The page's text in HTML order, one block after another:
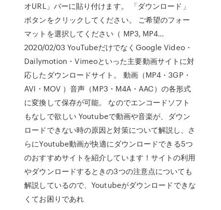
オURL」バーに貼り付けます。 「ダウンロード」
ボタンをクリックしてください。 ご希望のフォー
マットを選択してください（ MP3, MP4…
2020/02/03 YouTubeだけでなくGoogle Video・
Dailymotion・Vimeoといった主要動画サイトに対
応したダウンロードサイト。 動画（MP4・3GP・
AVI・MOV ）音声（MP3・M4A・AAC）の各形式
に変換して保存が可能。 なのでエンコードソフト
もなしで欲しい Youtubeで動画や音楽が、ダウン
ロードできない時の原因と対策について解説し、さ
らにYoutube動画が快適にダウンロードできる5つ
のおすすめサイトを紹介しています！サイトの利用
やダウンロードするときの3つの注意点についても
解説しているので、Youtubeがダウンロードできな
くてお困りであれ